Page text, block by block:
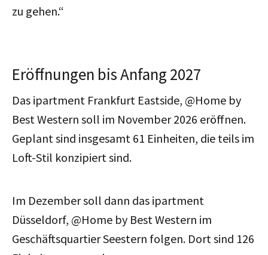
zu gehen.“
Eröffnungen bis Anfang 2027
Das ipartment Frankfurt Eastside, @Home by
Best Western soll im November 2026 eröffnen.
Geplant sind insgesamt 61 Einheiten, die teils im
Loft-Stil konzipiert sind.
Im Dezember soll dann das ipartment
Düsseldorf, @Home by Best Western im
Geschäftsquartier Seestern folgen. Dort sind 126